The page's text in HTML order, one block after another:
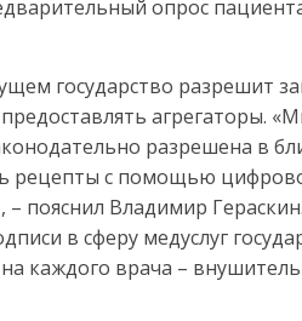
опрос
государство разрешит
агрегаторы.
разрешена в
рецепты с помощью
пояснил Владимир
в сферу медуслуг
каждого врача –